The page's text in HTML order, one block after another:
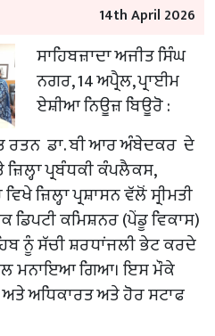
14th April 2026
ਸਾਹਿਬਜ਼ਾਦਾ ਅਜੀਤ ਸਿੰਘ
ਨਗਰ, 14 ਅਪ੍ਰੈਲ, ਪ੍ਰਾਈਮ
ਏਸ਼ੀਆ ਨਿਊਜ਼ ਬਿਊਰੋ :
ਰਤਨ ਡਾ. ਬੀ ਆਰ ਅੰਬੇਦਕਰ ਦੇ
ਪ੍ਰਬੰਧਕੀ ਕੰਪਲੈਕਸ,
ਜ਼ਿਲ੍ਹਾ ਪ੍ਰਸ਼ਾਸਨ ਵੱਲੋਂ ਸ੍ਰੀਮਤੀ
ਡਿਪਟੀ ਕਮਿਸ਼ਨਰ (ਪੇਂਡੂ ਵਿਕਾਸ)
ਨੂੰ ਸੱਚੀ ਸ਼ਰਧਾਂਜਲੀ ਭੇਟ ਕਰਦੇ
ਮਨਾਇਆ ਗਿਆ। ਇਸ ਮੌਕੇ
ਅਤੇ ਅਧਿਕਾਰਤ ਅਤੇ ਹੋਰ ਸਟਾਫ